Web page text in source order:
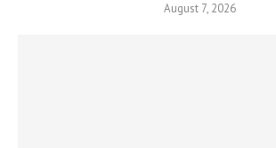
August 7, 2026